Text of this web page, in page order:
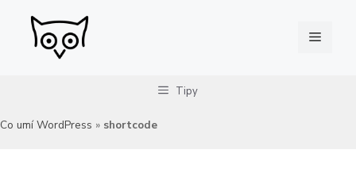
obsah
Menu
Tipy
Co umí WordPress » shortcode